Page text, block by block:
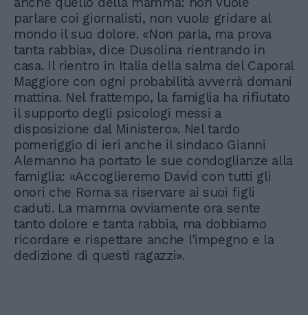
parlare coi giornalisti, non vuole gridare al
mondo il suo dolore. «Non parla, ma prova
tanta rabbia», dice Dusolina rientrando in
casa. Il rientro in Italia della salma del Caporal
Maggiore con ogni probabilità avverrà domani
mattina. Nel frattempo, la famiglia ha rifiutato
il supporto degli psicologi messi a
disposizione dal Ministero». Nel tardo
pomeriggio di ieri anche il sindaco Gianni
Alemanno ha portato le sue condoglianze alla
famiglia: «Accoglieremo David con tutti gli
onori che Roma sa riservare ai suoi figli
caduti. La mamma ovviamente ora sente
tanto dolore e tanta rabbia, ma dobbiamo
ricordare e rispettare anche l'impegno e la
dedizione di questi ragazzi».